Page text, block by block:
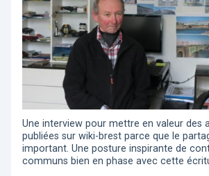
Une interview pour mettre en valeur des
publiées sur wiki-brest parce que le
important. Une posture inspirante de
communs bien en phase avec cette